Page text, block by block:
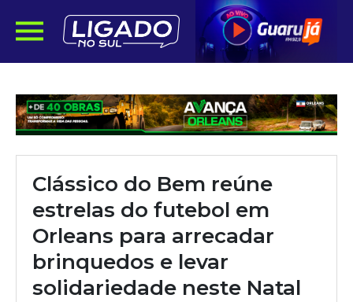
Clássico do Bem reúne
estrelas do futebol em
Orleans para arrecadar
brinquedos e levar
solidariedade neste Natal